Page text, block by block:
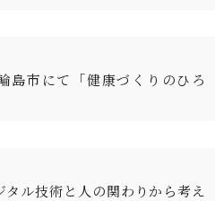
島市にて「健康づくりのひろ
ル技術と人の関わりから考え